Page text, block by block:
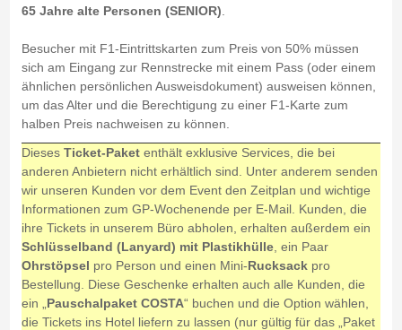
65 Jahre alte Personen (SENIOR)
Besucher mit F1-Eintrittskarten zum Preis von 50% müssen
sich am Eingang zur Rennstrecke mit einem Pass (oder einem
ähnlichen persönlichen Ausweisdokument) ausweisen können,
um das Alter und die Berechtigung zu einer F1-Karte zum
halben Preis nachweisen zu können.
Dieses Ticket-Paketenthält exklusive Services, die bei
anderen Anbietern nicht erhältlich sind. Unter anderem senden
wir unseren Kunden vor dem Event den Zeitplan und wichtige
Informationen zum GP-Wochenende per E-Mail. Kunden, die
ihre Tickets in unserem Büro abholen, erhalten außerdem ein
Schlüsselband (Lanyard) mit Plastikhülle, ein Paar
Ohrstöpsel pro Person und einen Mini-Rucksackpro
Bestellung. Diese Geschenke erhalten auch alle Kunden, die
ein „ Pauschalpaket COSTA“ buchen und die Option wählen,
die Tickets ins Hotel liefern zu lassen (nur gültig für das „Paket